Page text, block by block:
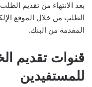
بعد الانتهاء من تقديم
الطلب من خلال الموقع
المقدمة من البنك.
قنوات تقديم
للمستفيدين